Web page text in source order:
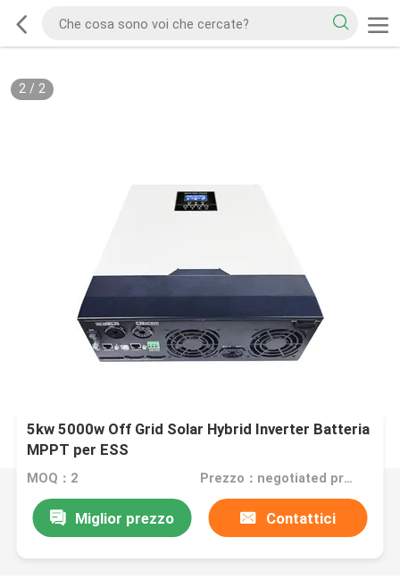
2/ 2
5kw 5000w Off Grid Solar Hybrid Inverter Batteria
MPPT per ESS
MOQ：2 Prezzo：negotiated price
Miglior prezzo Contattici